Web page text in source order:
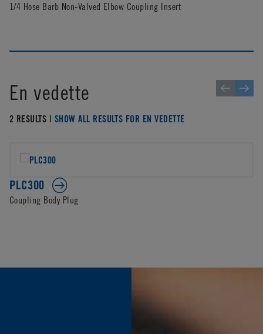
1/4 Hose Barb Non-Valved Elbow Coupling Insert
En vedette
2 RESULTS | SHOW ALL RESULTS FOR EN VEDETTE
PLC300
Coupling Body Plug